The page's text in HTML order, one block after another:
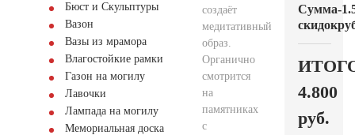
Бюст и Скульптуры
Вазон
Вазы из мрамора
Влагостойкие рамки
Газон на могилу
Лавочки
Лампада на могилу
Мемориальная доска
создаёт
медитативный
образ.
Органично
смотрится
на
памятниках
с
Сумма
скидок
-
4.800
руб.